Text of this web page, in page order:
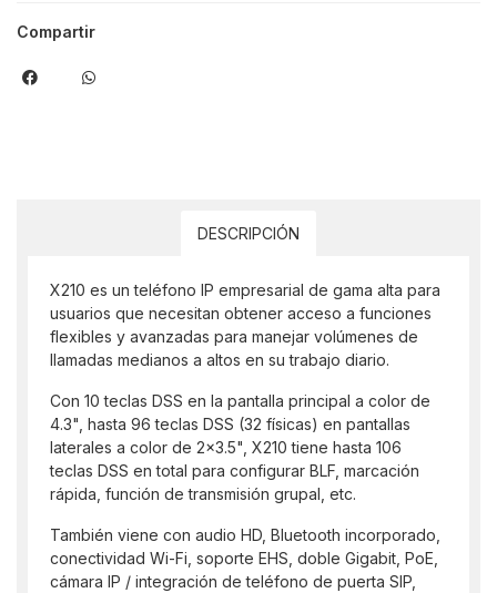
Compartir
DESCRIPCIÓN
X210 es un teléfono IP empresarial de gama alta para
usuarios que necesitan obtener acceso a funciones
flexibles y avanzadas para manejar volúmenes de
llamadas medianos a altos en su trabajo diario.
Con 10 teclas DSS en la pantalla principal a color de
4.3", hasta 96 teclas DSS (32 físicas) en pantallas
laterales a color de 2×3.5", X210 tiene hasta 106
teclas DSS en total para configurar BLF, marcación
rápida, función de transmisión grupal, etc.
También viene con audio HD, Bluetooth incorporado,
conectividad Wi-Fi, soporte EHS, doble Gigabit, PoE,
cámara IP / integración de teléfono de puerta SIP,